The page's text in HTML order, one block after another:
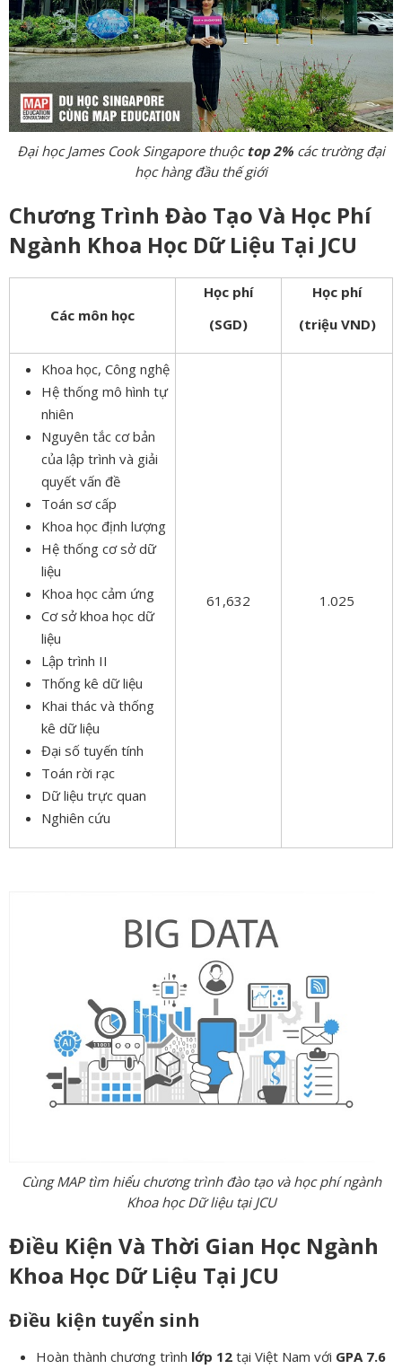
Đại học James Cook Singapore thuộc top 2% các trường đại
học hàng đầu thế giới
Chương Trình Đào Tạo Và Học Phí
Ngành Khoa Học Dữ Liệu Tại JCU
Các môn học
Học phí
(SGD)
Học phí
(triệu VND)
Khoa học, Công nghệ
Hệ thống mô hình tự
nhiên
Nguyên tắc cơ bản
của lập trình và giải
quyết vấn đề
Toán sơ cấp
Khoa học định lượng
Hệ thống cơ sở dữ
liệu
Khoa học cảm ứng
Cơ sở khoa học dữ
liệu
Lập trình II
Thống kê dữ liệu
Khai thác và thống
kê dữ liệu
Đại số tuyến tính
Toán rời rạc
Dữ liệu trực quan
Nghiên cứu
61,632 1.025
Cùng MAP tìm hiểu chương trình đào tạo và học phí ngành
Khoa học Dữ liệu tại JCU
Điều Kiện Và Thời Gian Học Ngành
Khoa Học Dữ Liệu Tại JCU
Điều kiện tuyển sinh
Hoàn thành chương trình lớp 12 tại Việt Nam với GPA 7.6